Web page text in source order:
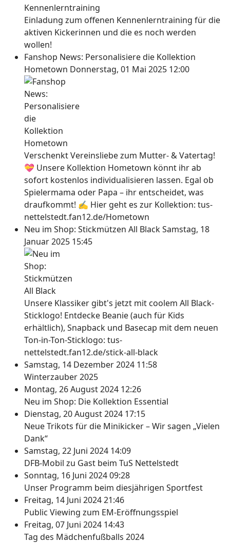
Einladung zum offenen Kennenlerntraining für die
aktiven Kickerinnen und die es noch werden
wollen!
Fanshop News: Personalisiere die Kollektion
Hometown Donnerstag, 01 Mai 2025 12:00
Verschenkt Vereinsliebe zum Mutter- & Vatertag!
💝 Unsere Kollektion Hometown könnt ihr ab
sofort kostenlos individualisieren lassen. Egal ob
Spielermama oder Papa – ihr entscheidet, was
draufkommt! ✍ Hier geht es zur Kollektion: tus-
nettelstedt.fan12.de/Hometown
Neu im Shop: Stickmützen All BlackSamstag, 18
Januar 2025 15:45
Unsere Klassiker gibt's jetzt mit coolem All Black-
Sticklogo! Entdecke Beanie (auch für Kids
erhältlich), Snapback und Basecap mit dem neuen
Ton-in-Ton-Sticklogo: tus-
nettelstedt.fan12.de/stick-all-black
Samstag, 14 Dezember 2024 11:58
Winterzauber 2025
Montag, 26 August 2024 12:26
Neu im Shop: Die Kollektion Essential
Dienstag, 20 August 2024 17:15
Neue Trikots für die Minikicker – Wir sagen „Vielen
Dank“
Samstag, 22 Juni 2024 14:09
DFB-Mobil zu Gast beim TuS Nettelstedt
Sonntag, 16 Juni 2024 09:28
Unser Programm beim diesjährigen Sportfest
Freitag, 14 Juni 2024 21:46
Public Viewing zum EM-Eröffnungsspiel
Freitag, 07 Juni 2024 14:43
Tag des Mädchenfußballs 2024